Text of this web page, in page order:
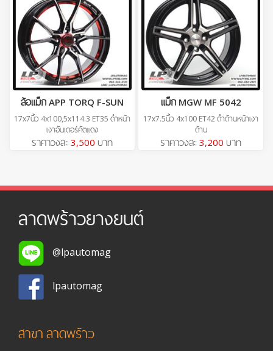
ล้อแม็ก APP TORQ F-SUN
17x7นิ้ว 4x100,5x114.3 ET35 ดำหน้า
เงาอันเดอร์คัตแดง
ราคาวงละ 3,500 บาท
แม็ก MGW MF 5042
17x7.5นิ้ว 4x100 ET42 ดำด้านหน้าเงา
ด้าน
ราคาวงละ 3,200 บาท
ลาดพร้าวยางยนต์
@lpautomag
lpautomag
สาขา ลาดพร้าว